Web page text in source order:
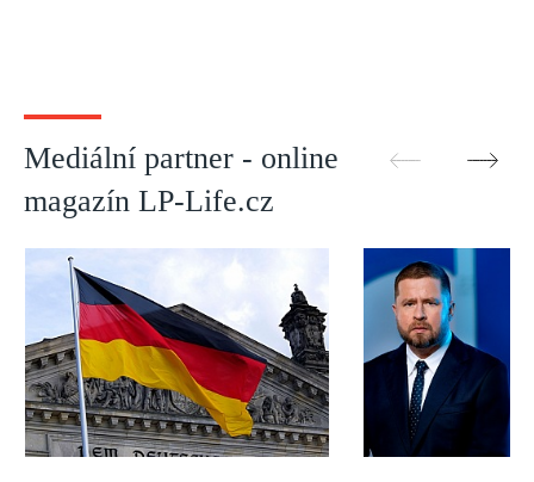
Mediální partner - online
magazín LP-Life.cz